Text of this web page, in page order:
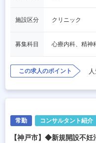
施設区分 クリニック
募集科目 心療内科、精神
この求人のポイント
常勤 コンサルタント紹介
【神戸市】◆新規開設不